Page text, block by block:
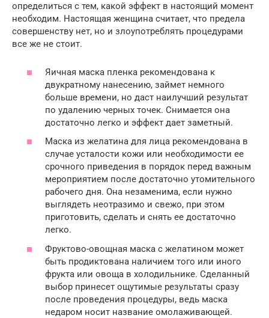
определиться с тем, какой эффект в настоящий момент
необходим. Настоящая женщина считает, что предела
совершенству нет, но и злоупотреблять процедурами
все же не стоит.
Яичная маска пленка рекомендована к
двукратному нанесению, займет немного
больше времени, но даст наилучший результат
по удалению черных точек. Снимается она
достаточно легко и эффект дает заметный.
Маска из желатина для лица рекомендована в
случае усталости кожи или необходимости ее
срочного приведения в порядок перед важным
мероприятием после достаточно утомительного
рабочего дня. Она незаменима, если нужно
выглядеть неотразимо и свежо, при этом
приготовить, сделать и снять ее достаточно
легко.
Фруктово-овощная маска с желатином может
быть продиктована наличием того или иного
фрукта или овоща в холодильнике. Сделанный
выбор принесет ощутимые результаты сразу
после проведения процедуры, ведь маска
недаром носит название омолаживающей.